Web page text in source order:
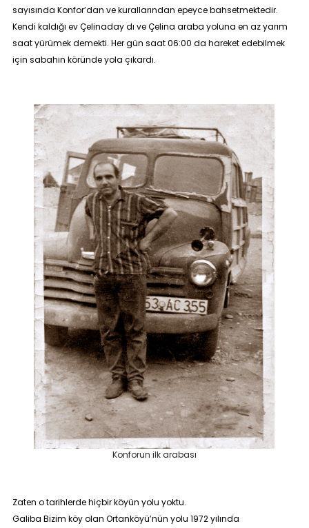
sayısında Konfor’dan ve kurallarından epeyce bahsetmektedir.
Kendi kaldığı ev Çelinaday dı ve Çelina araba yoluna en az yarım
saat yürümek demekti. Her gün saat 06:00 da hareket edebilmek
için sabahın köründe yola çıkardı.
Konforun ilk arabası
Zaten o tarihlerde hiçbir köyün yolu yoktu.
Galiba Bizim köy olan Ortanköyü’nün yolu 1972 yılında